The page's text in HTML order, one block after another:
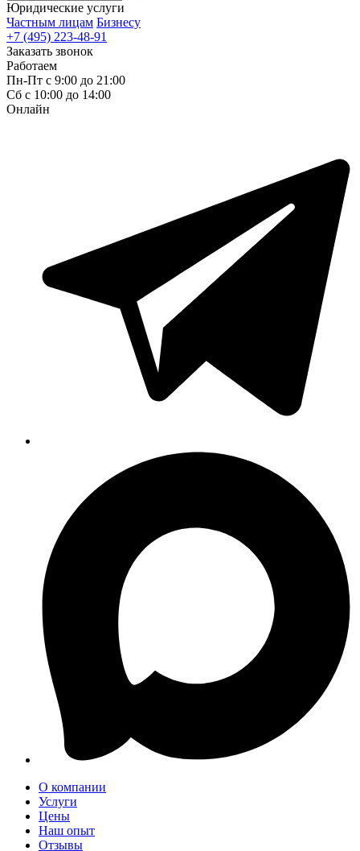
Юридические услуги
Частным лицам Бизнесу
+7 (495) 223-48-91
Заказать звонок
Работаем
Пн-Пт с 9:00 до 21:00
Сб с 10:00 до 14:00
Онлайн
О компании
Услуги
Цены
Наш опыт
Отзывы